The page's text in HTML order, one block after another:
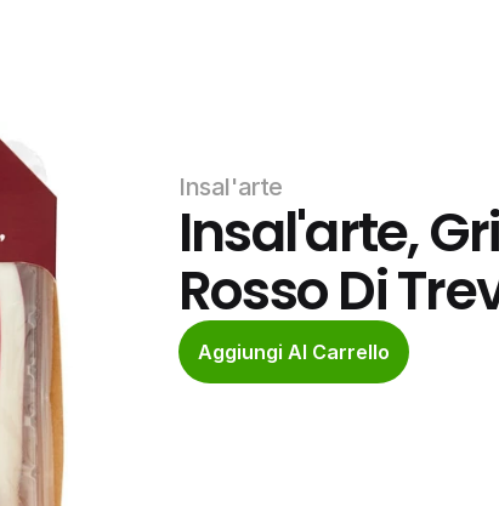
Insal'arte
Insal'arte,
Rosso Di
Aggiungi Al Carrello